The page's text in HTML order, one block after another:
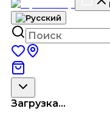
Загрузка...